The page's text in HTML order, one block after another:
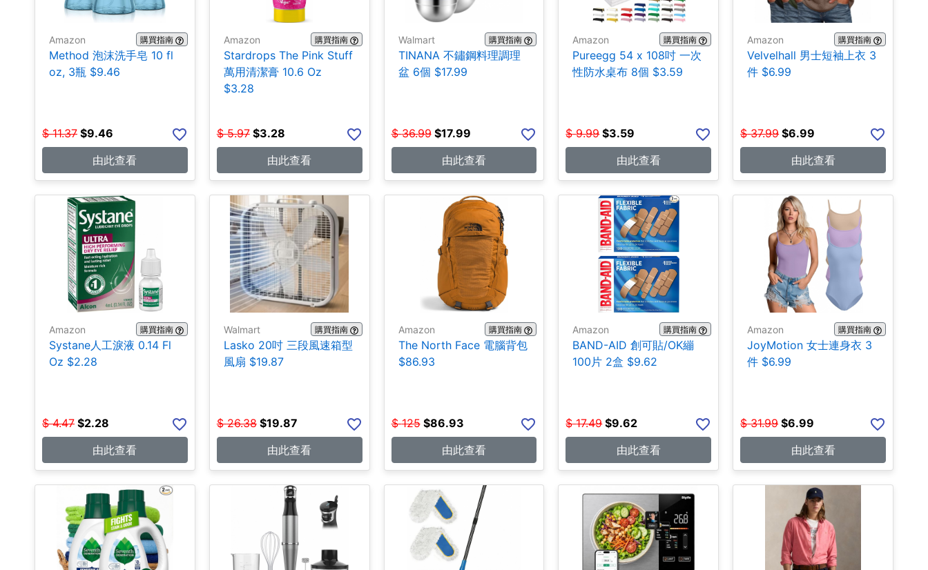
Amazon 購買指南
Method 泡沫洗手皂 10 fl
oz, 3瓶 $9.46
$ 11.37 $9.46
由此查看
Amazon 購買指南
Stardrops The Pink Stuff
萬用清潔膏 10.6 Oz
$3.28
$ 5.97 $3.28
由此查看
Walmart 購買指南
TINANA 不鏽鋼料理調理
盆 6個 $17.99
$ 36.99 $17.99
由此查看
Amazon 購買指南
Pureegg 54 x 108吋 一次
性防水桌布 8個 $3.59
$ 9.99 $3.59
由此查看
Amazon 購買指南
Velvelhall 男士短袖上衣 3
件 $6.99
$ 37.99 $6.99
由此查看
Amazon 購買指南
Systane人工淚液 0.14 Fl
Oz $2.28
$ 4.47 $2.28
由此查看
Walmart 購買指南
Lasko 20吋 三段風速箱型
風扇 $19.87
$ 26.38 $19.87
由此查看
Amazon 購買指南
The North Face 電腦背包
$86.93
$ 125 $86.93
由此查看
Amazon 購買指南
BAND-AID 創可貼/OK繃
100片 2盒 $9.62
$ 17.49 $9.62
由此查看
Amazon 購買指南
JoyMotion 女士連身衣 3
件 $6.99
$ 31.99 $6.99
由此查看